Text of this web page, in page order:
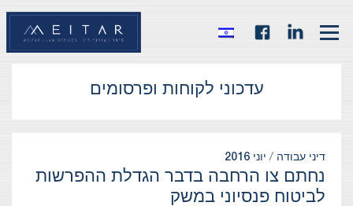
עדכוני לקוחות ופרסומים
דיני עבודה / יוני 2016
נחתם צו הרחבה בדבר הגדלת ההפרשות
לביטוח פנסיוני במשק